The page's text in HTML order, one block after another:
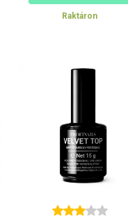
Raktáron